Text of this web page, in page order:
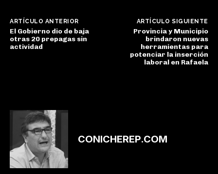
ARTÍCULO ANTERIOR
El Gobierno dio de baja
otras 20 prepagas sin
actividad
ARTÍCULO SIGUIENTE
Provincia y Municipio
brindaron nuevas
herramientas para
potenciar la inserción
laboral en Rafaela
CONICHEREP.COM